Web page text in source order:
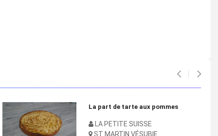
part de tarte aux pommes
LA PETITE SUISSE
ST MARTIN VÉSUBIE